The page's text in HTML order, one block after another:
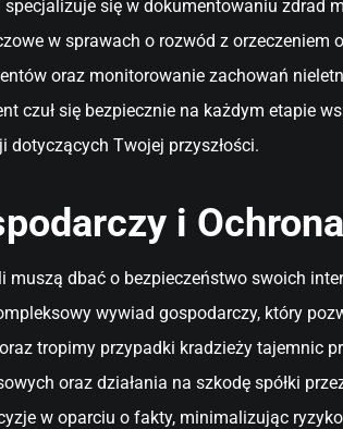
się w dokumentowaniu zdrad
w sprawach o rozwód z
oraz monitorowanie zachowań
czuł się bezpiecznie na każdym etapie
dotyczących Twojej przyszłości.
i
muszą dbać o bezpieczeństwo swoich
wywiad gospodarczy, który
tropimy przypadki kradzieży tajemnic
oraz działania na szkodę spółki
w oparciu o fakty, minimalizując